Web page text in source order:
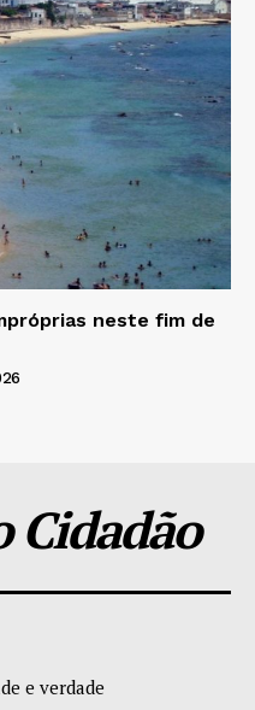
neste fim de
Cidadão
e verdade